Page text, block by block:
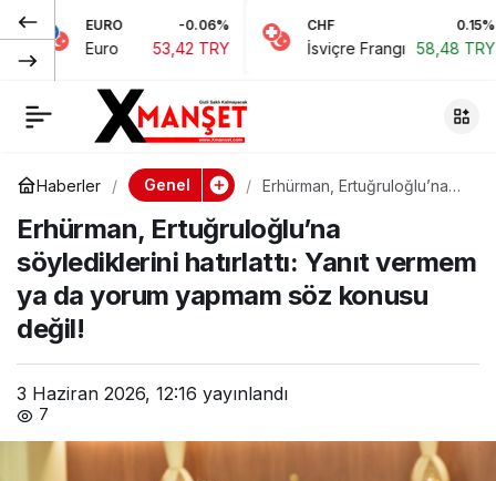
-0.06%
53,42 TRY
CHF
İsviçre Frangı 58,48 TRY
JPY
Haberler Genel
Erhürman, Ertuğruloğlu’na
vermem ya da yorum
yapmam söz konusu değil!
Erhürman, Ertuğruloğlu’na
söylediklerini hatırlattı: Yanıt vermem
ya da yorum yapmam söz konusu
değil!
3 Haziran 2026, 12:16 yayınlandı
7
Baf’taki “Kemal
Atatürk” sokağının
askıda
Paylaş